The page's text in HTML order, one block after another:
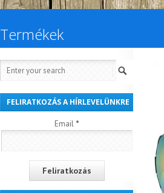
Termékek
FELIRATKOZÁS A HÍRLEVELÜNKRE
Email *